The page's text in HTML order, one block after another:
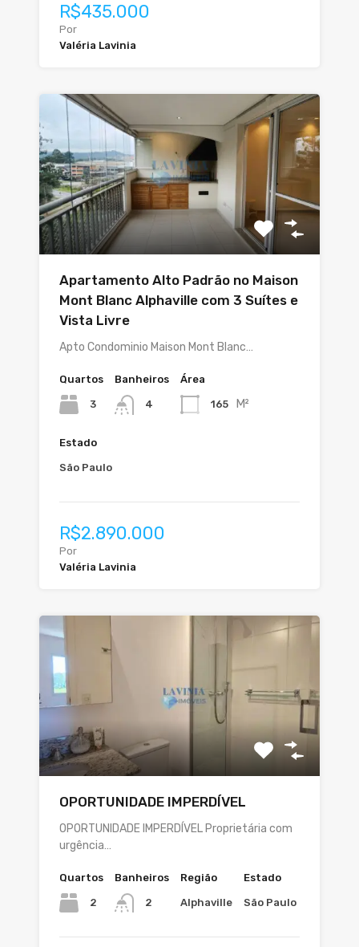
R$435.000
Por
Valéria Lavinia
Apartamento Alto Padrão no Maison
Mont Blanc Alphaville com 3 Suítes e
Vista Livre
Apto Condominio Maison Mont Blanc…
Quartos
3
Banheiros
4
Área
165 M²
Estado
São Paulo
R$2.890.000
Por
Valéria Lavinia
OPORTUNIDADE IMPERDÍVEL
OPORTUNIDADE IMPERDÍVEL Proprietária com
urgência…
Quartos
2
Banheiros
2
Região
Alphaville
Estado
São Paulo